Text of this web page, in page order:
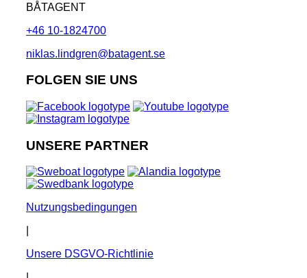
BÅTAGENT
+46 10-1824700
niklas.lindgren@batagent.se
FOLGEN SIE UNS
UNSERE PARTNER
Nutzungsbedingungen
Unsere DSGVO-Richtlinie